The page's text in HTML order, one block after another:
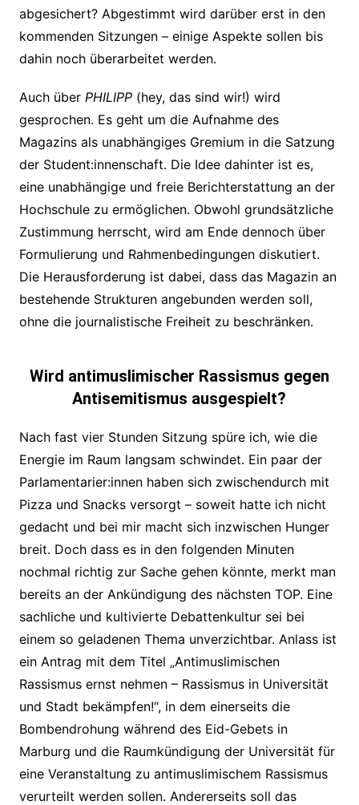
abgesichert? Abgestimmt wird darüber erst in den
kommenden Sitzungen – einige Aspekte sollen bis
dahin noch überarbeitet werden.
Auch über PHILIPP(hey, das sind wir!) wird
gesprochen. Es geht um die Aufnahme des
Magazins als unabhängiges Gremium in die Satzung
der Student:innenschaft. Die Idee dahinter ist es,
eine unabhängige und freie Berichterstattung an der
Hochschule zu ermöglichen. Obwohl grundsätzliche
Zustimmung herrscht, wird am Ende dennoch über
Formulierung und Rahmenbedingungen diskutiert.
Die Herausforderung ist dabei, dass das Magazin an
bestehende Strukturen angebunden werden soll,
ohne die journalistische Freiheit zu beschränken.
Wird antimuslimischer Rassismus gegen
Antisemitismus ausgespielt?
Nach fast vier Stunden Sitzung spüre ich, wie die
Energie im Raum langsam schwindet. Ein paar der
Parlamentarier:innen haben sich zwischendurch mit
Pizza und Snacks versorgt – soweit hatte ich nicht
gedacht und bei mir macht sich inzwischen Hunger
breit. Doch dass es in den folgenden Minuten
nochmal richtig zur Sache gehen könnte, merkt man
bereits an der Ankündigung des nächsten TOP. Eine
sachliche und kultivierte Debattenkultur sei bei
einem so geladenen Thema unverzichtbar. Anlass ist
ein Antrag mit dem Titel „Antimuslimischen
Rassismus ernst nehmen – Rassismus in Universität
und Stadt bekämpfen!“, in dem einerseits die
Bombendrohung während des Eid-Gebets in
Marburg und die Raumkündigung der Universität für
eine Veranstaltung zu antimuslimischem Rassismus
verurteilt werden sollen. Andererseits soll das